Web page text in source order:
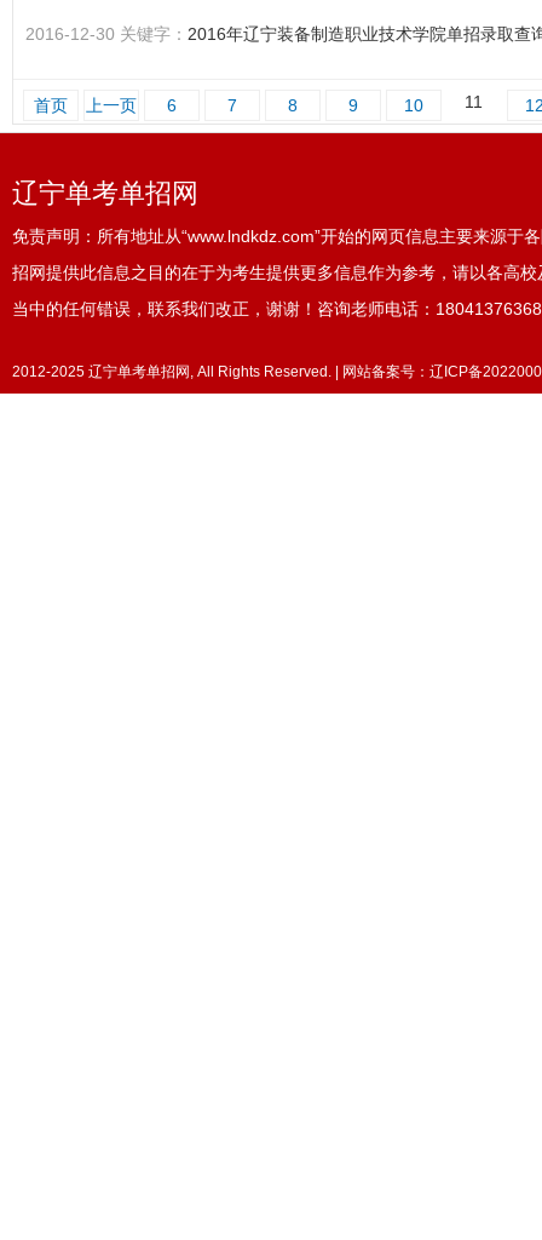
2016-12-30 关键字： 2016年辽宁装备制造职业技术学院单招录取查
首页 上一页 6 7 8 9 10 11
辽宁单考单招网
免责声明：所有地址从“www.lndkdz.com”开始的网页信息主要来源于
招网提供此信息之目的在于为考生提供更多信息作为参考，请以各高
当中的任何错误，联系我们改正，谢谢！咨询老师电话：18041376368
2012-2025 辽宁单考单招网, All Rights Reserved. | 网站备案号： 辽ICP备